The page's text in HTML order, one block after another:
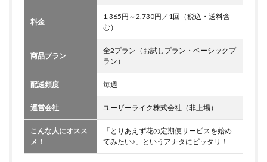
料金
1,365円～2,730円／1回（税込・送料含
む）
商品プラン
全2プラン（お試しプラン・ベーシックプ
ラン）
配送頻度 毎週
運営会社 ユーザーライク株式会社（非上場）
こんな人にオスス
メ！
「とりあえず花の定期便サービスを始め
てみたい♪」というアナタにピッタリ！